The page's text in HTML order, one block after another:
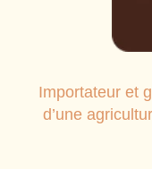
Importateur et
d’une